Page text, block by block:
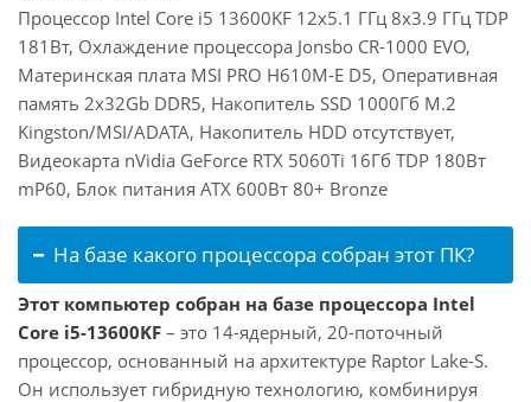
Процессор Intel Core i5 13600KF 12x5.1 ГГц 8x3.9 ГГц TDP
181Вт, Охлаждение процессора Jonsbo CR-1000 EVO,
Материнская плата MSI PRO H610M-E D5, Оперативная
память 2x32Gb DDR5, Накопитель SSD 1000Гб M.2
Kingston/MSI/ADATA, Накопитель HDD отсутствует,
Видеокарта nVidia GeForce RTX 5060Ti 16Гб TDP 180Вт
mP60, Блок питания ATX 600Вт 80+ Bronze
На базе какого процессора собран этот ПК?
Этот компьютер собран на базе процессора Intel
Core i5-13600KF – это 14-ядерный, 20-поточный
процессор, основанный на архитектуре Raptor Lake-S.
Он использует гибридную технологию, комбинируя